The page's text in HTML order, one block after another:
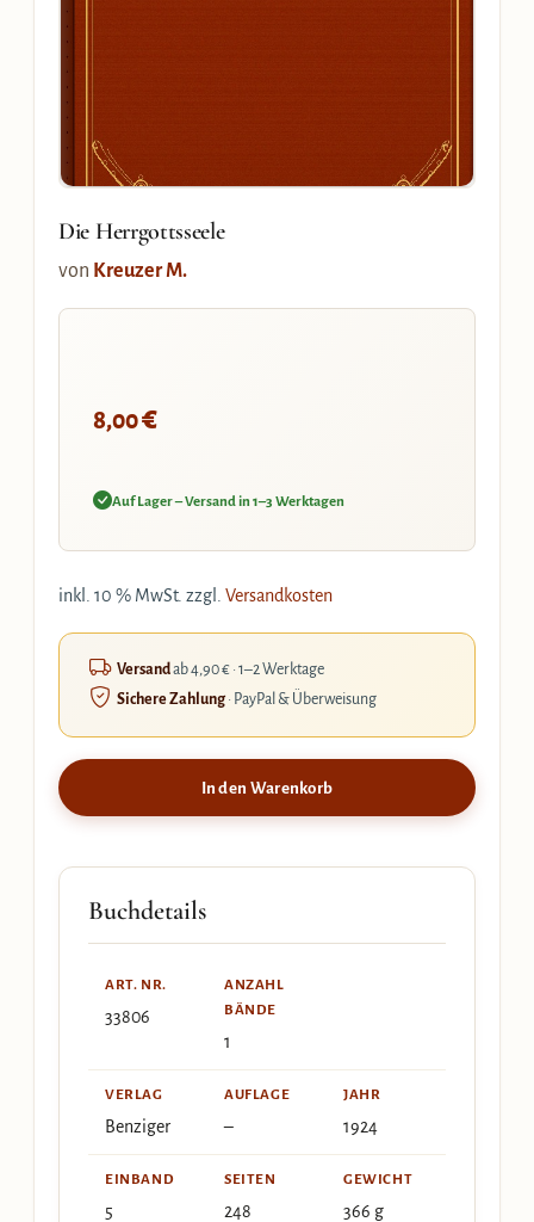
Die Herrgottsseele
von Kreuzer M.
8,00€
Auf Lager – Versand in 1–3 Werktagen
inkl. 10 % MwSt. zzgl. Versandkosten
Versandab 4,90 € · 1–2 Werktage
Sichere Zahlung· PayPal & Überweisung
In den Warenkorb
Buchdetails
ART. NR.
33806
ANZAHL
BÄNDE
1
VERLAG
Benziger
AUFLAGE
–
JAHR
1924
EINBAND
5
SEITEN
248
GEWICHT
366 g